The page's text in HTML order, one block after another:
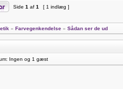
Side 1 af 1 [ 1 indlæg ]
» Farvegenkendelse » Sådan ser de ud
Ingen og 1 gæst